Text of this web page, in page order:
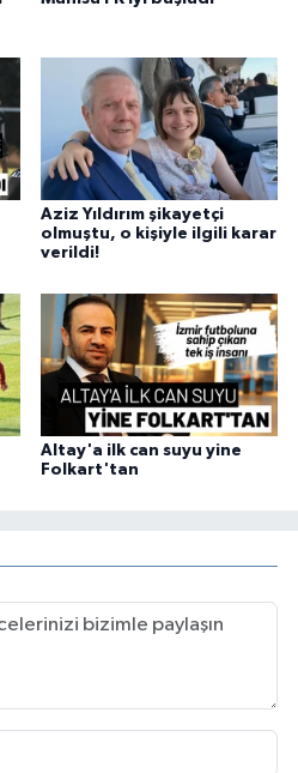
Aziz Yıldırım şikayetçi
olmuştu, o kişiyle ilgili karar
verildi!
Altay'a ilk can suyu yine
Folkart'tan